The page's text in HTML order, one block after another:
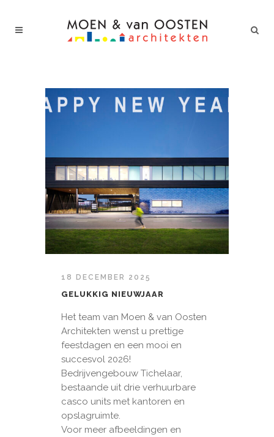
18 DECEMBER 2025
GELUKKIG NIEUWJAAR
Het team van Moen & van Oosten
Architekten wenst u prettige
feestdagen en een mooi en
succesvol 2026!
Bedrijvengebouw Tichelaar,
bestaande uit drie verhuurbare
casco units met kantoren en
opslagruimte.
Voor meer afbeeldingen en